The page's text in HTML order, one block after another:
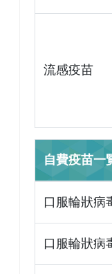
流感疫苗
自費疫苗一
口服輪狀病
口服輪狀病